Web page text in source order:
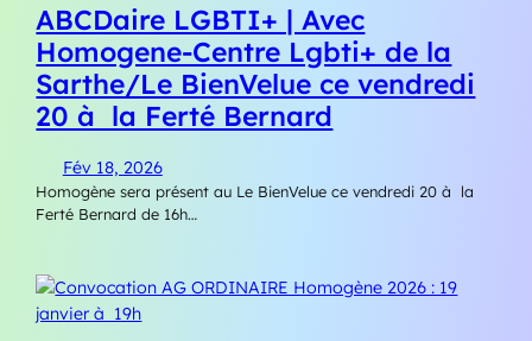
ABCDaire LGBTI+ | Avec
Homogene-Centre Lgbti+ de la
Sarthe/Le BienVelue ce vendredi
20 à la Ferté Bernard
Fév 18, 2026
Homogène sera présent au Le BienVelue ce vendredi 20 à la
Ferté Bernard de 16h…